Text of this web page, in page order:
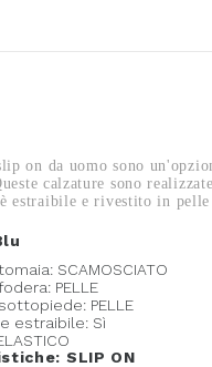
on da uomo sono
calzature sono
estraibile e rivestito in
SCAMOSCIATO
PELLE
PELLE
estraibile: Sì
SLIP ON